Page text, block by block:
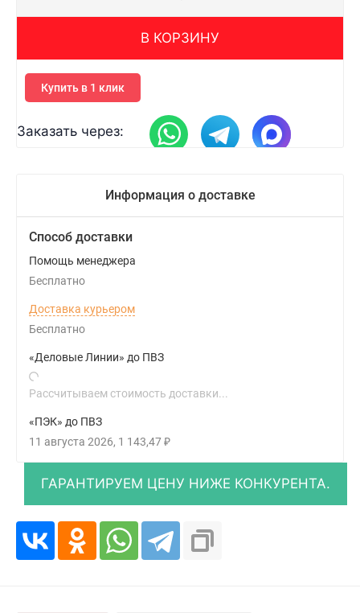
В КОРЗИНУ
Купить в 1 клик
Заказать через:
Информация о доставке
Способ доставки
Помощь менеджера
Бесплатно
Доставка курьером
Бесплатно
«Деловые Линии» до ПВЗ
Рассчитываем стоимость доставки...
«ПЭК» до ПВЗ
11 августа 2026 1 143,47₽